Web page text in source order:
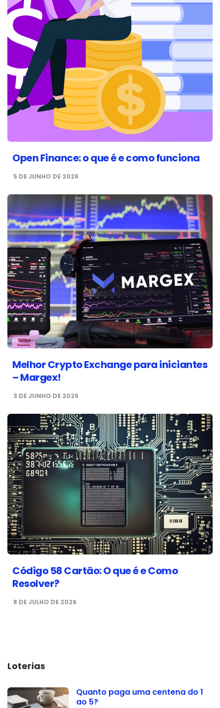
Open Finance: o que é e como funciona
5 DE JUNHO DE 2026
Melhor Crypto Exchange para iniciantes
– Margex!
3 DE JUNHO DE 2026
Código 58 Cartão: O que é e Como
Resolver?
8 DE JULHO DE 2026
Loterias
Quanto paga uma centena do 1
ao 5?